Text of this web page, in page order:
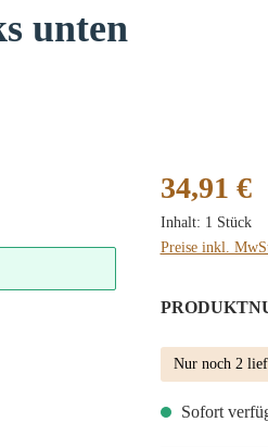
unten
Regulärer Preis:
34,91 €
Inhalt: 1 Stück
Preise inkl.
Nur noch 2
Sofort